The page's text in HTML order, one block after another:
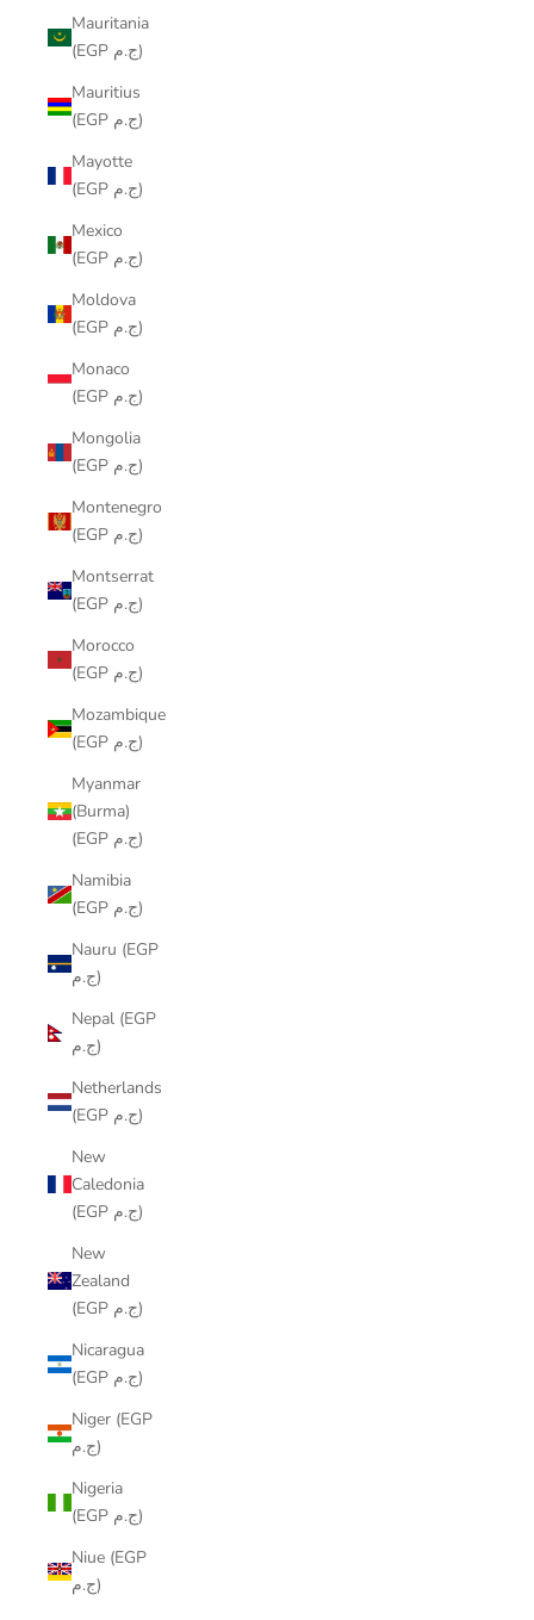
Mauritania
(EGP ج.م)
Mauritius
(EGP ج.م)
Mayotte
(EGP ج.م)
Mexico
(EGP ج.م)
Moldova
(EGP ج.م)
Monaco
(EGP ج.م)
Mongolia
(EGP ج.م)
Montenegro
(EGP ج.م)
Montserrat
(EGP ج.م)
Morocco
(EGP ج.م)
Mozambique
(EGP ج.م)
Myanmar
(Burma)
(EGP ج.م)
Namibia
(EGP ج.م)
Nauru (EGP
ج.م)
Nepal (EGP
ج.م)
Netherlands
(EGP ج.م)
New
Caledonia
(EGP ج.م)
New
Zealand
(EGP ج.م)
Nicaragua
(EGP ج.م)
Niger (EGP
ج.م)
Nigeria
(EGP ج.م)
Niue (EGP
ج.م)